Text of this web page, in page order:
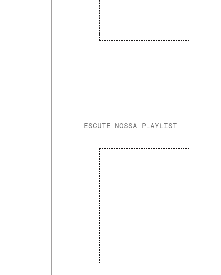
ESCUTE NOSSA PLAYLIST